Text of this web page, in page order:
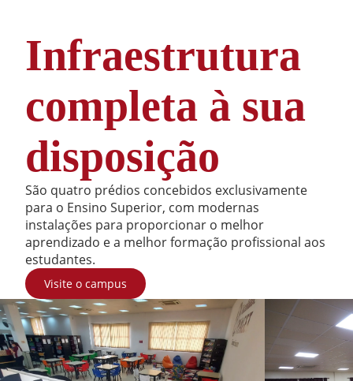
Infraestrutura
completa à sua
disposição
São quatro prédios concebidos exclusivamente
para o Ensino Superior, com modernas
instalações para proporcionar o melhor
aprendizado e a melhor formação profissional aos
estudantes.
Visite o campus